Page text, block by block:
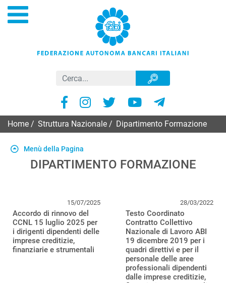
Home Struttura Nazionale Dipartimento Formazione
Menù della Pagina
DIPARTIMENTO FORMAZIONE
15/07/2025
Accordo di rinnovo del
CCNL 15 luglio 2025 per
i dirigenti dipendenti delle
imprese creditizie,
finanziarie e strumentali
28/03/2022
Testo Coordinato
Contratto Collettivo
Nazionale di Lavoro ABI
19 dicembre 2019 per i
quadri direttivi e per il
personale delle aree
professionali dipendenti
dalle imprese creditizie,